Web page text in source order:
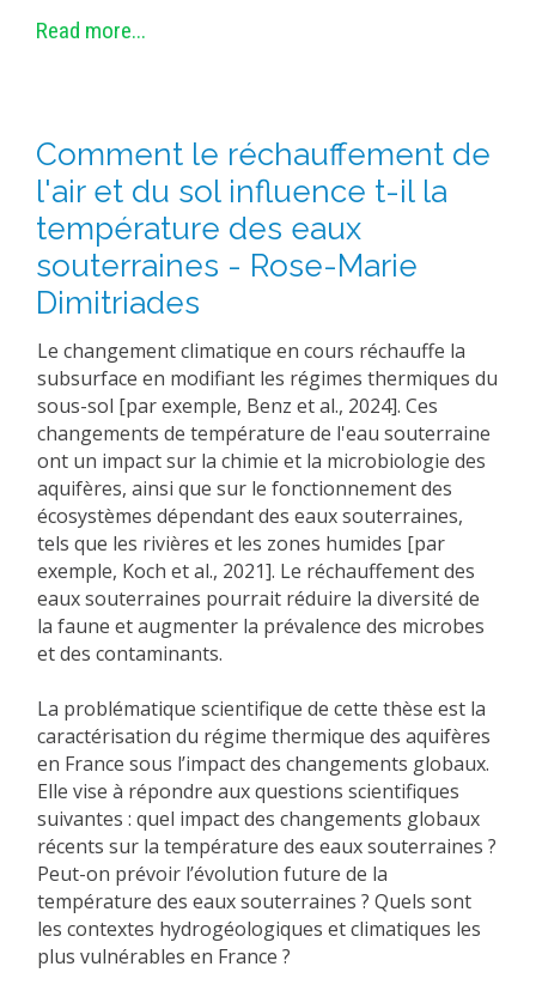
Read more...
Comment le réchauffement de
l'air et du sol influence t-il la
température des eaux
souterraines - Rose-Marie
Dimitriades
Le changement climatique en cours réchauffe la
subsurface en modifiant les régimes thermiques du
sous-sol [par exemple, Benz et al., 2024]. Ces
changements de température de l'eau souterraine
ont un impact sur la chimie et la microbiologie des
aquifères, ainsi que sur le fonctionnement des
écosystèmes dépendant des eaux souterraines,
tels que les rivières et les zones humides [par
exemple, Koch et al., 2021]. Le réchauffement des
eaux souterraines pourrait réduire la diversité de
la faune et augmenter la prévalence des microbes
et des contaminants.
La problématique scientifique de cette thèse est la
caractérisation du régime thermique des aquifères
en France sous l’impact des changements globaux.
Elle vise à répondre aux questions scientifiques
suivantes : quel impact des changements globaux
récents sur la température des eaux souterraines ?
Peut-on prévoir l’évolution future de la
température des eaux souterraines ? Quels sont
les contextes hydrogéologiques et climatiques les
plus vulnérables en France ?